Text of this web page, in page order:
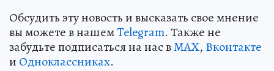
Обсудить эту новость и высказать свое мнение
вы можете в нашемTelegram. Также не
забудьте подписаться на нас вMAX, Вконтакте
и Одноклассниках.